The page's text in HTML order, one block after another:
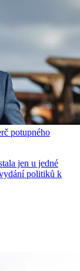
potupného
jen u jedné
politiků k